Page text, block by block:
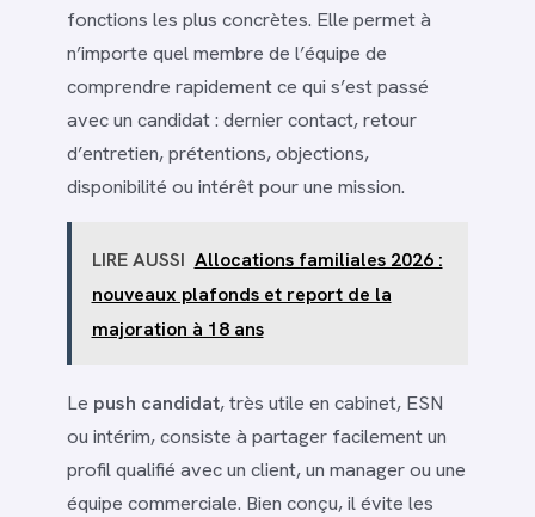
fonctions les plus concrètes. Elle permet à
n’importe quel membre de l’équipe de
comprendre rapidement ce qui s’est passé
avec un candidat : dernier contact, retour
d’entretien, prétentions, objections,
disponibilité ou intérêt pour une mission.
LIRE AUSSI Allocations familiales 2026 :
nouveaux plafonds et report de la
majoration à 18 ans
Le push candidat, très utile en cabinet, ESN
ou intérim, consiste à partager facilement un
profil qualifié avec un client, un manager ou une
équipe commerciale. Bien conçu, il évite les